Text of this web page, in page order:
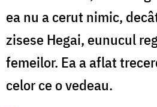
ea nu a cerut nimic,
zisese Hegai, eunucul
femeilor. Ea a aflat
celor ce o vedeau.